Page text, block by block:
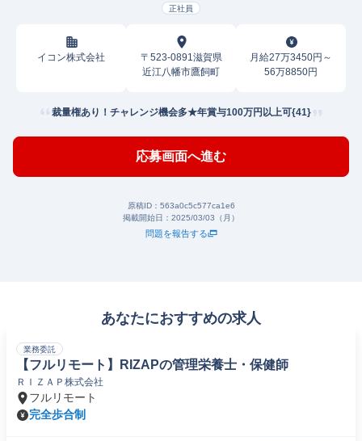
正社員
イコン株式会社
〒523-0891滋賀県
近江八幡市鷹飼町
月給27万3450円～
56万8850円
裁量権あり！チャレンジ機会多★年賞与100万円以上可{41}
応募画面へ進む
原稿ID： 563a0c5c577ca1e6
掲載開始日： 2025/03/03（月）
問題を報告する
あなたにおすすめの求人
業務委託
【フルリモート】RIZAPの管理栄養士・保健師
ＲＩＺＡＰ株式会社
フルリモート
完全歩合制